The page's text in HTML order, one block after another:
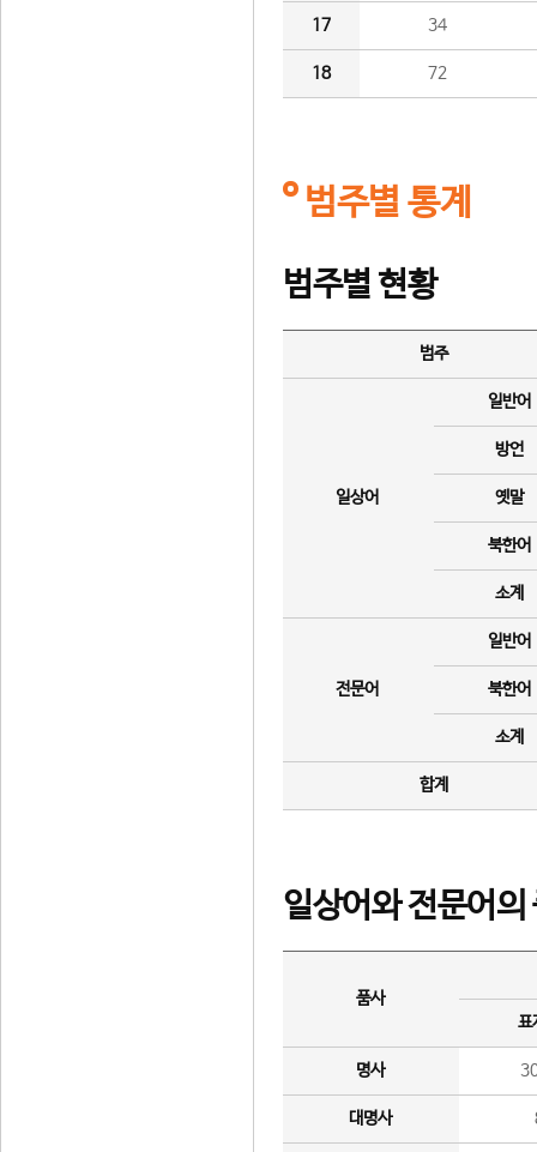
17 34
18 72
범주별 통계
범주별 현황
범주
일상어
일반어
방언
옛말
북한어
소계
전문어
일반어
북한어
소계
합계
일상어와 전문어의
품사
표
명사
대명사